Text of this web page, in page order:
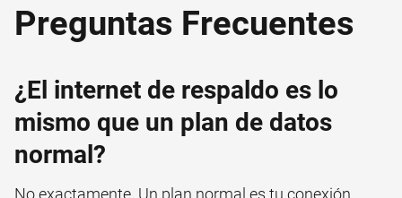
Preguntas Frecuentes
¿El internet de respaldo es lo
mismo que un plan de datos
normal?
No exactamente. Un plan normal es tu conexión